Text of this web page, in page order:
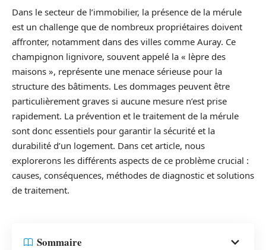
Dans le secteur de l’immobilier, la présence de la mérule
est un challenge que de nombreux propriétaires doivent
affronter, notamment dans des villes comme Auray. Ce
champignon lignivore, souvent appelé la « lèpre des
maisons », représente une menace sérieuse pour la
structure des bâtiments. Les dommages peuvent être
particulièrement graves si aucune mesure n’est prise
rapidement. La prévention et le traitement de la mérule
sont donc essentiels pour garantir la sécurité et la
durabilité d’un logement. Dans cet article, nous
explorerons les différents aspects de ce problème crucial :
causes, conséquences, méthodes de diagnostic et solutions
de traitement.
Sommaire